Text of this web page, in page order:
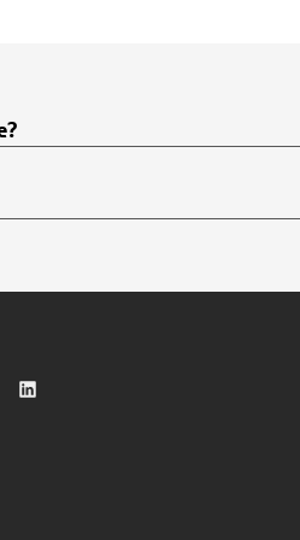
Instagram
auf TikTok
Sparkasse auf LinkedIn